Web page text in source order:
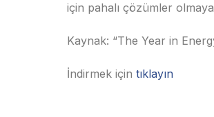
için pahalı çözümler
Kaynak: “The Year in
İndirmek için tıklayın